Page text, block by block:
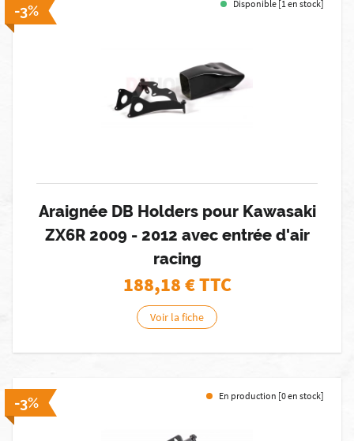
-3% Disponible [1 en stock]
Araignée DB Holders pour Kawasaki
ZX6R 2009 - 2012 avec entrée d'air
racing
188,18€ TTC
Voir la fiche
-3% En production [0 en stock]